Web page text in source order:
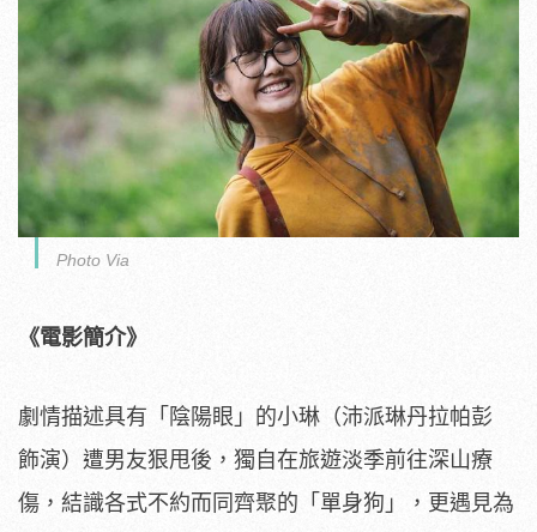
Photo Via
《電影簡介》
劇情描述具有「陰陽眼」的小琳（沛派琳丹拉帕彭
飾演）遭男友狠甩後，獨自在旅遊淡季前往深山療
傷， 結識各式不約而同齊聚的「單身狗」， 更遇見為